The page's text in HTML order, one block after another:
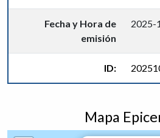
Fecha y Hora de
emisión
2025-
ID:
Mapa